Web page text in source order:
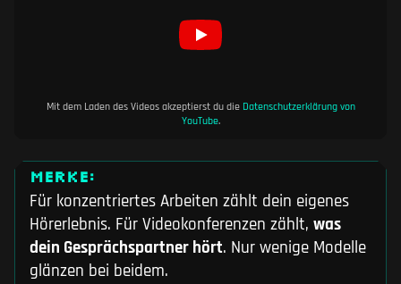
Mit dem Laden des Videos akzeptierst du die Datenschutzerklärung von
YouTube.
MERKE:
Für konzentriertes Arbeiten zählt dein eigenes
Hörerlebnis. Für Videokonferenzen zählt, was
dein Gesprächspartner hört. Nur wenige Modelle
glänzen bei beidem.